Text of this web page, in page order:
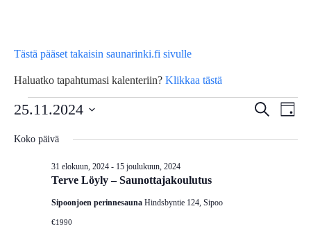
Tästä pääset takaisin saunarinki.fi sivulle
Haluatko tapahtumasi kalenteriin? Klikkaa tästä
Tapahtumat
for
marraskuun,
Etsi
Päivä
25.11.2024
Koko päivä
Terve Löyly – Saunottajakoulutus
31 elokuun, 2024- 15 joulukuun, 2024
Sipoonjoen perinnesauna Hindsbyntie 124, Sipoo
€1990